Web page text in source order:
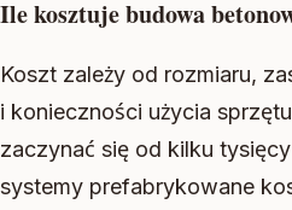
Ile kosztuje budowa
Koszt zależy od rozmiaru,
i konieczności użycia
zaczynać się od kilku
systemy prefabrykowane